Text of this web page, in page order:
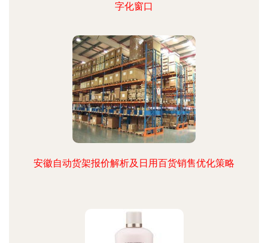
字化窗口
安徽自动货架报价解析及日用百货销售优化策略